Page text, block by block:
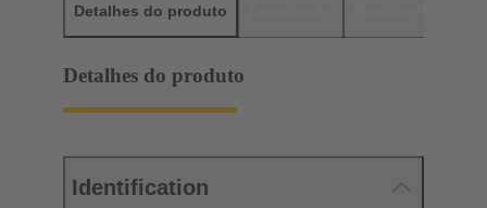
Detalhes do produto
Detalhes do produto
Identification